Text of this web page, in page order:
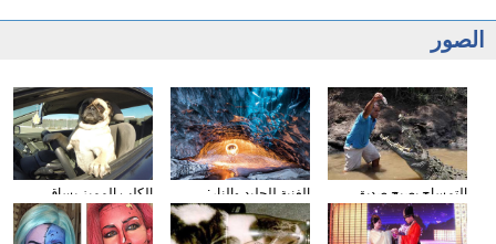
الصور
الكلب المميز يساق
السيارات
الغنية للجليد والنار:
المصور يلتقط صورا في
الأنهار الجليدية
التمساح يصبح صديق
الناس في كوستا ريكا